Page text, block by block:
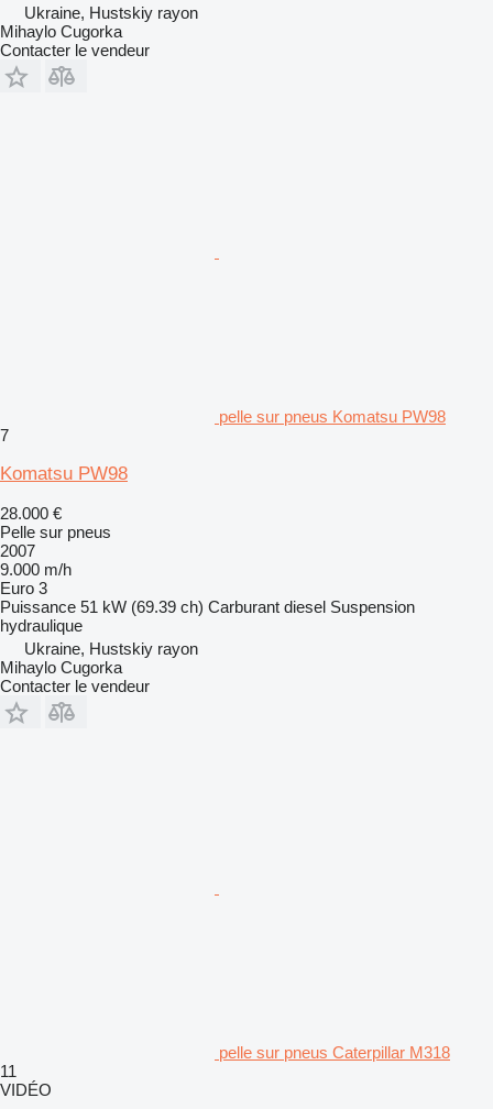
Ukraine, Hustskiy rayon
Mihaylo Cugorka
Contacter le vendeur
pelle sur pneus Komatsu PW98
7
Komatsu PW98
28.000 €
Pelle sur pneus
2007
9.000 m/h
Euro 3
Puissance 51 kW (69.39 ch) Carburant diesel Suspension
hydraulique
Ukraine, Hustskiy rayon
Mihaylo Cugorka
Contacter le vendeur
pelle sur pneus Caterpillar M318
11
VIDÉO